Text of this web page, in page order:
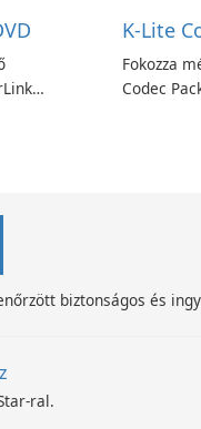
K-Lite
Fokozza
Codec
biztonságos és
ral.